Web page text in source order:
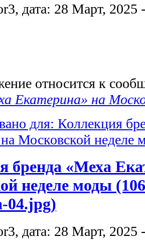
дата: 28 Март, 2025
относится к
Екатерина» на
для: Коллекция
Московской неделе
бренда «Меха
неделе моды
04.jpg)
дата: 28 Март, 2025